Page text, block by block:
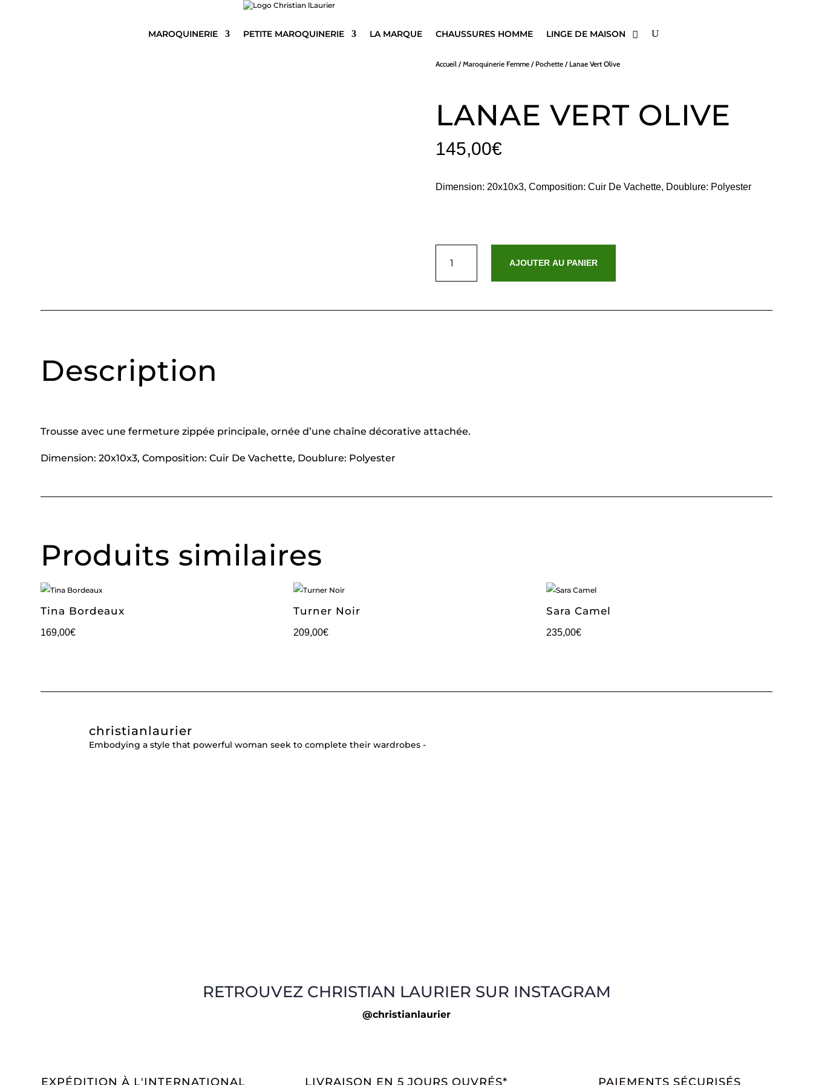
MAROQUINERIE PETITE MAROQUINERIE LA MARQUE CHAUSSURES HOMME LINGE DE MAISON
Accueil /Maroquinerie Femme / Pochette / Lanae Vert Olive
LANAE VERT OLIVE
145,00€
Dimension: 20x10x3, Composition: Cuir De Vachette, Doublure: Polyester
Vert
AJOUTER AU PANIER
Description
Trousse avec une fermeture zippée principale, ornée d’une chaîne décorative attachée.
Dimension: 20x10x3, Composition: Cuir De Vachette, Doublure: Polyester
Produits similaires
Tina Bordeaux
169,00€
Turner Noir
209,00€
Sara Camel
235,00€
christianlaurier
Embodying a style that powerful woman seek to complete their wardrobes -
RETROUVEZ CHRISTIAN LAURIER SUR INSTAGRAM
@christianlaurier
EXPÉDITION À L'INTERNATIONAL LIVRAISON EN 5 JOURS OUVRÉS* PAIEMENTS SÉCURISÉS